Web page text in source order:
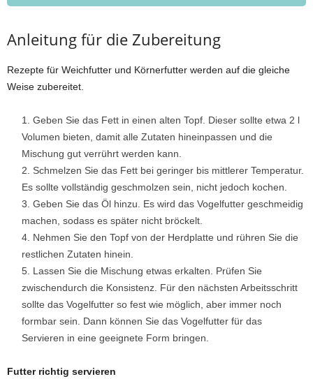
Anleitung für die Zubereitung
Rezepte für Weichfutter und Körnerfutter werden auf die gleiche
Weise zubereitet.
Geben Sie das Fett in einen alten Topf. Dieser sollte etwa 2 l
Volumen bieten, damit alle Zutaten hineinpassen und die
Mischung gut verrührt werden kann.
Schmelzen Sie das Fett bei geringer bis mittlerer Temperatur.
Es sollte vollständig geschmolzen sein, nicht jedoch kochen.
Geben Sie das Öl hinzu. Es wird das Vogelfutter geschmeidig
machen, sodass es später nicht bröckelt.
Nehmen Sie den Topf von der Herdplatte und rühren Sie die
restlichen Zutaten hinein.
Lassen Sie die Mischung etwas erkalten. Prüfen Sie
zwischendurch die Konsistenz. Für den nächsten Arbeitsschritt
sollte das Vogelfutter so fest wie möglich, aber immer noch
formbar sein. Dann können Sie das Vogelfutter für das
Servieren in eine geeignete Form bringen.
Futter richtig servieren